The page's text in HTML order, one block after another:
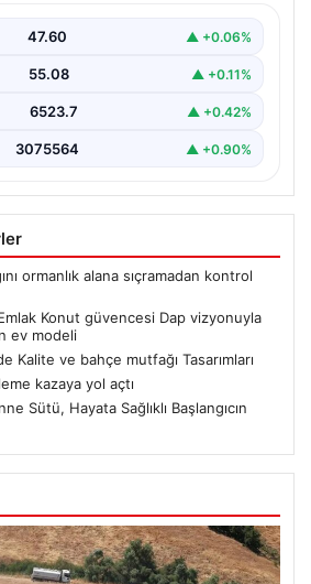
47.60 ▲ +0.06%
55.08 ▲ +0.11%
6523.7 ▲ +0.42%
3075564 ▲ +0.90%
ormanlık alana sıçramadan kontrol
Emlak Konut güvencesi Dap vizyonuyla
ev modeli
Kalite ve bahçe mutfağı Tasarımları
kazaya yol açtı
Sütü, Hayata Sağlıklı Başlangıcın